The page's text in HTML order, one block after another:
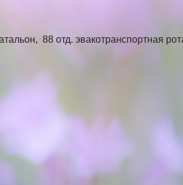
88 отд. эвакотранспортная